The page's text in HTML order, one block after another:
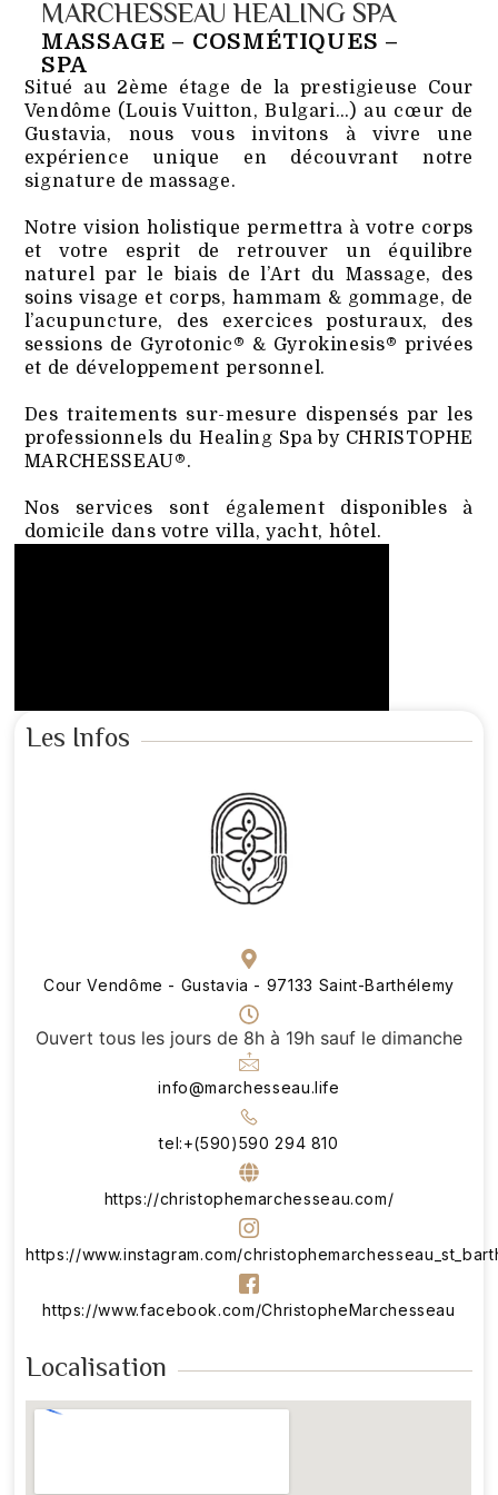
MARCHESSEAU HEALING SPA
MASSAGE – COSMÉTIQUES –
SPA
Situé au 2ème étage de la prestigieuse Cour
Vendôme (Louis Vuitton, Bulgari…) au cœur de
Gustavia, nous vous invitons à vivre une
expérience unique en découvrant notre
signature de massage.
Notre vision holistique permettra à votre corps
et votre esprit de retrouver un équilibre
naturel par le biais de l’Art du Massage, des
soins visage et corps, hammam & gommage, de
l’acupuncture, des exercices posturaux, des
sessions de Gyrotonic® & Gyrokinesis® privées
et de développement personnel.
Des traitements sur-mesure dispensés par les
professionnels du Healing Spa by CHRISTOPHE
MARCHESSEAU®.
Nos services sont également disponibles à
domicile dans votre villa, yacht, hôtel.
Les Infos
Cour Vendôme - Gustavia - 97133 Saint-Barthélemy
Ouvert tous les jours de 8h à 19h sauf le dimanche
info@marchesseau.life
tel:+(590)590 294 810
https://christophemarchesseau.com/
https://www.instagram.com/
https://www.facebook.com/ChristopheMarchesseau
Localisation